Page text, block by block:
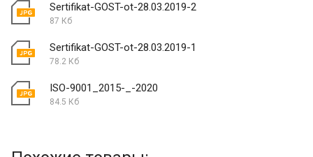
Sertifikat-GOST-ot-28.03.2019-2
87 Кб
Sertifikat-GOST-ot-28.03.2019-1
78.2 Кб
ISO-9001_2015-_-2020
84.5 Кб